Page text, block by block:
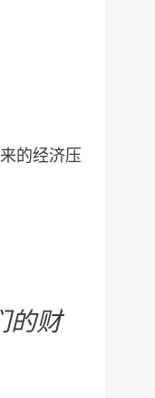
的经济压
的财